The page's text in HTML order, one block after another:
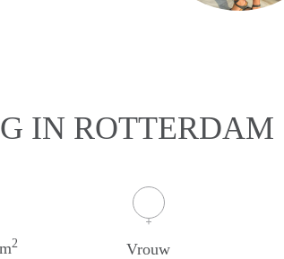
IN ROTTERDAM
2 Vrouw